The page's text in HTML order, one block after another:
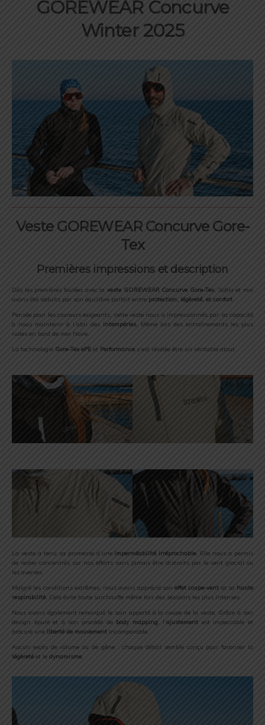
GOREWEAR Concurve
Winter 2025
Veste GOREWEAR Concurve Gore-
Tex
Premières impressions et description
Dès les premières foulées avec la veste GOREWEAR Concurve Gore-Tex, Sofiia et moi
avons été séduits par son équilibre parfait entre protection, légèreté, et confort.
Pensée pour les coureurs exigeants, cette veste nous a impressionnés par sa capacité
à nous maintenir à l’abri des intempéries. Même lors des entraînements les plus
rudes en bord de mer Noire.
La technologie Gore-Tex ePE et Performance s’est révélée être un véritable atout.
La veste a tenu sa promesse d’une imperméabilité irréprochable. Elle nous a permis
de rester concentrés sur nos efforts sans jamais être distraits par le vent glacial ou
les averses.
Malgré les conditions extrêmes, nous avons apprécié son effet coupe-vent et sa haute
respirabilité. Cela évite toute surchauffe même lors des sessions les plus intenses.
Nous avons également remarqué le soin apporté à la coupe de la veste. Grâce à son
design épuré et à son procédé de body mapping, l’ajustement est impeccable et
procure une liberté de mouvement incomparable.
Aucun excès de volume ou de gêne : chaque détail semble conçu pour favoriser la
légèreté et le dynamisme.